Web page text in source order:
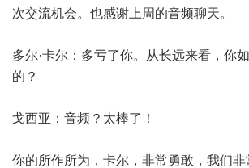
次交流机会。也感谢上周的音频聊天。
多尔·卡尔：多亏了你。从长远来看，你
的？
戈西亚：音频？太棒了！
你的所作所为，卡尔，非常勇敢，我们